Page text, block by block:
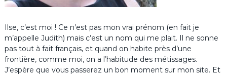
Ilse, c’est moi ! Ce n’est pas mon vrai prénom (en fait je
m’appelle Judith) mais c’est un nom qui me plait. Il ne sonne
pas tout à fait français, et quand on habite près d’une
frontière, comme moi, on a l’habitude des métissages.
J’espère que vous passerez un bon moment sur mon site. Et